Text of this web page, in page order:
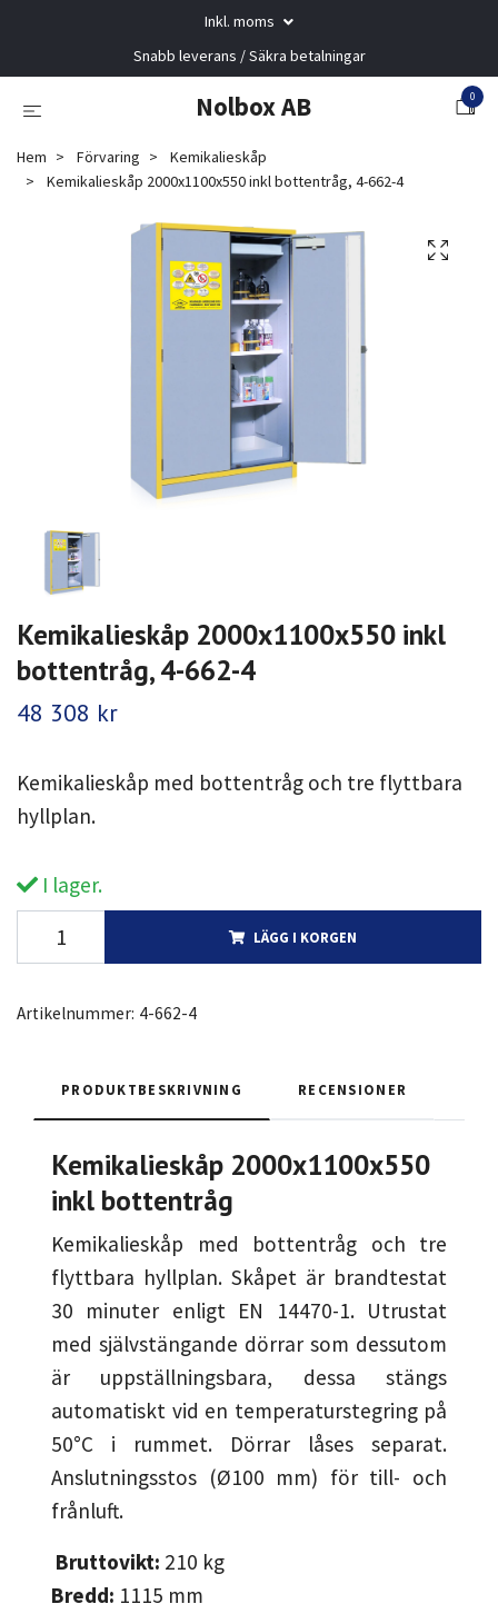
Inkl. moms
Snabb leverans / Säkra betalningar
Nolbox AB 0
Hem Förvaring
Kemikalieskåp
Kemikalieskåp 2000x1100x550 inkl bottentråg, 4-662-4
Kemikalieskåp 2000x1100x550 inkl
bottentråg, 4-662-4
48 308 kr
Kemikalieskåp med bottentråg och tre flyttbara
hyllplan.
I lager.
LÄGG I KORGEN
Artikelnummer: 4-662-4
PRODUKTBESKRIVNING RECENSIONER
Kemikalieskåp 2000x1100x550
inkl bottentråg
Kemikalieskåp med bottentråg och tre
flyttbara hyllplan. Skåpet är brandtestat
30 minuter enligt EN 14470-1. Utrustat
med självstängande dörrar som dessutom
är uppställningsbara, dessa stängs
automatiskt vid en temperaturstegring på
50°C i rummet. Dörrar låses separat.
Anslutningsstos (Ø100 mm) för till- och
frånluft.
Bruttovikt: 210 kg
Bredd: 1115 mm